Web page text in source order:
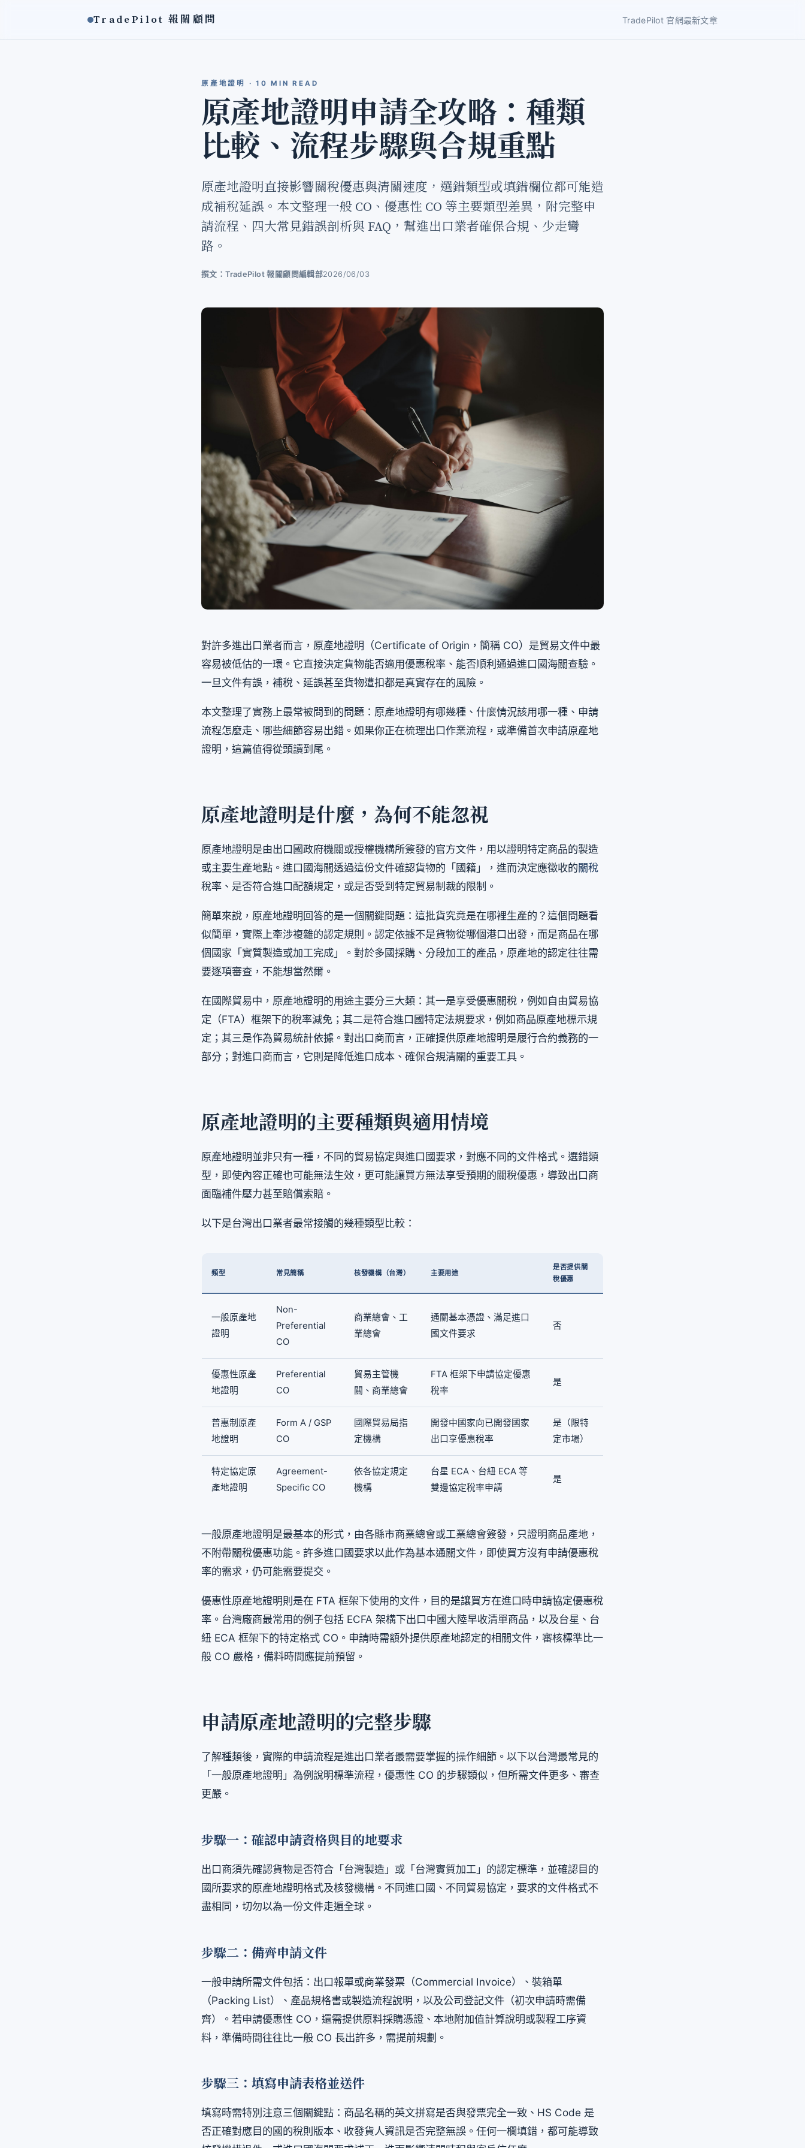
TradePilot 報關顧問 TradePilot 官網最新文章
原產地證明 · 10 MIN READ
原產地證明申請全攻略：種類
比較、流程步驟與合規重點
原產地證明直接影響關稅優惠與清關速度，選錯類型或填錯欄位都可能造
成補稅延誤。本文整理一般 CO、優惠性 CO 等主要類型差異，附完整申
請流程、四大常見錯誤剖析與 FAQ，幫進出口業者確保合規、少走彎
路。
撰文：TradePilot 報關顧問編輯部2026/06/03
對許多進出口業者而言，原產地證明（Certificate of Origin，簡稱 CO）是貿易文件中最
容易被低估的一環。它直接決定貨物能否適用優惠稅率、能否順利通過進口國海關查驗。
一旦文件有誤，補稅、延誤甚至貨物遭扣都是真實存在的風險。
本文整理了實務上最常被問到的問題：原產地證明有哪幾種、什麼情況該用哪一種、申請
流程怎麼走、哪些細節容易出錯。如果你正在梳理出口作業流程，或準備首次申請原產地
證明，這篇值得從頭讀到尾。
原產地證明是什麼，為何不能忽視
原產地證明是由出口國政府機關或授權機構所簽發的官方文件，用以證明特定商品的製造
或主要生產地點。進口國海關透過這份文件確認貨物的「國籍」，進而決定應徵收的關稅
稅率、是否符合進口配額規定，或是否受到特定貿易制裁的限制。
簡單來說，原產地證明回答的是一個關鍵問題：這批貨究竟是在哪裡生產的？這個問題看
似簡單，實際上牽涉複雜的認定規則。認定依據不是貨物從哪個港口出發，而是商品在哪
個國家「實質製造或加工完成」。對於多國採購、分段加工的產品，原產地的認定往往需
要逐項審查，不能想當然爾。
在國際貿易中，原產地證明的用途主要分三大類：其一是享受優惠關稅，例如自由貿易協
定（FTA）框架下的稅率減免；其二是符合進口國特定法規要求，例如商品原產地標示規
定；其三是作為貿易統計依據。對出口商而言，正確提供原產地證明是履行合約義務的一
部分；對進口商而言，它則是降低進口成本、確保合規清關的重要工具。
原產地證明的主要種類與適用情境
原產地證明並非只有一種，不同的貿易協定與進口國要求，對應不同的文件格式。選錯類
型，即使內容正確也可能無法生效，更可能讓買方無法享受預期的關稅優惠，導致出口商
面臨補件壓力甚至賠償索賠。
以下是台灣出口業者最常接觸的幾種類型比較：
類型 常見簡稱 核發機構（台灣） 主要用途
是否提供關
稅優惠
一般原產地
證明
Non-
Preferential
CO
商業總會、工
業總會
通關基本憑證、滿足進口
國文件要求
否
優惠性原產
地證明
Preferential
CO
貿易主管機
關、商業總會
FTA 框架下申請協定優惠
稅率
是
普惠制原產
地證明
Form A / GSP
CO
國際貿易局指
定機構
開發中國家向已開發國家
出口享優惠稅率
是（限特
定市場）
特定協定原
產地證明
Agreement-
Specific CO
依各協定規定
機構
台星 ECA、台紐 ECA 等
雙邊協定稅率申請
是
一般原產地證明是最基本的形式，由各縣市商業總會或工業總會簽發，只證明商品產地，
不附帶關稅優惠功能。許多進口國要求以此作為基本通關文件，即使買方沒有申請優惠稅
率的需求，仍可能需要提交。
優惠性原產地證明則是在 FTA 框架下使用的文件，目的是讓買方在進口時申請協定優惠稅
率。台灣廠商最常用的例子包括 ECFA 架構下出口中國大陸早收清單商品，以及台星、台
紐 ECA 框架下的特定格式 CO。申請時需額外提供原產地認定的相關文件，審核標準比一
般 CO 嚴格，備料時間應提前預留。
申請原產地證明的完整步驟
了解種類後，實際的申請流程是進出口業者最需要掌握的操作細節。以下以台灣最常見的
「一般原產地證明」為例說明標準流程，優惠性 CO 的步驟類似，但所需文件更多、審查
更嚴。
步驟一：確認申請資格與目的地要求
出口商須先確認貨物是否符合「台灣製造」或「台灣實質加工」的認定標準，並確認目的
國所要求的原產地證明格式及核發機構。不同進口國、不同貿易協定，要求的文件格式不
盡相同，切勿以為一份文件走遍全球。
步驟二：備齊申請文件
一般申請所需文件包括：出口報單或商業發票（Commercial Invoice）、裝箱單
（Packing List）、產品規格書或製造流程說明，以及公司登記文件（初次申請時需備
齊）。若申請優惠性 CO，還需提供原料採購憑證、本地附加值計算說明或製程工序資
料，準備時間往往比一般 CO 長出許多，需提前規劃。
步驟三：填寫申請表格並送件
填寫時需特別注意三個關鍵點：商品名稱的英文拼寫是否與發票完全一致、HS Code 是
否正確對應目的國的稅則版本、收發貨人資訊是否完整無誤。任何一欄填錯，都可能導致